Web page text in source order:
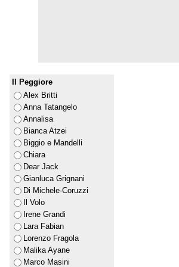
Il Peggiore
Alex Britti
Anna Tatangelo
Annalisa
Bianca Atzei
Biggio e Mandelli
Chiara
Dear Jack
Gianluca Grignani
Di Michele-Coruzzi
Il Volo
Irene Grandi
Lara Fabian
Lorenzo Fragola
Malika Ayane
Marco Masini